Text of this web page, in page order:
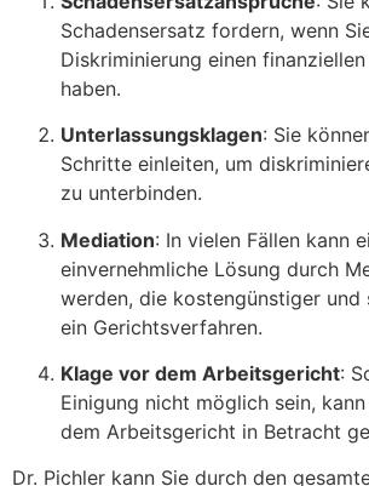
Schadensersatz fordern, wenn
Diskriminierung einen
haben.
Unterlassungsklagen: Sie
Schritte einleiten, um
zu unterbinden.
Mediation: In vielen Fällen kann
einvernehmliche Lösung durch
werden, die kostengünstiger und
ein Gerichtsverfahren.
Klage vor dem Arbeitsgericht:
Einigung nicht möglich sein,
dem Arbeitsgericht in Betracht
Dr. Pichler kann Sie durch den